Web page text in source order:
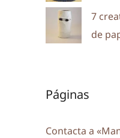
7
de
Páginas
Contacta a